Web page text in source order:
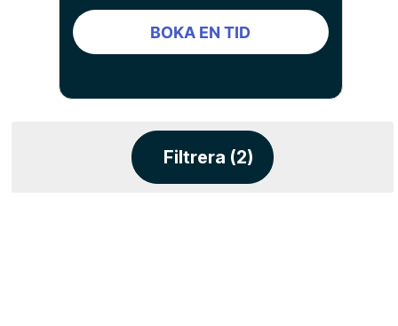
BOKA EN TID
Filtrera (2)